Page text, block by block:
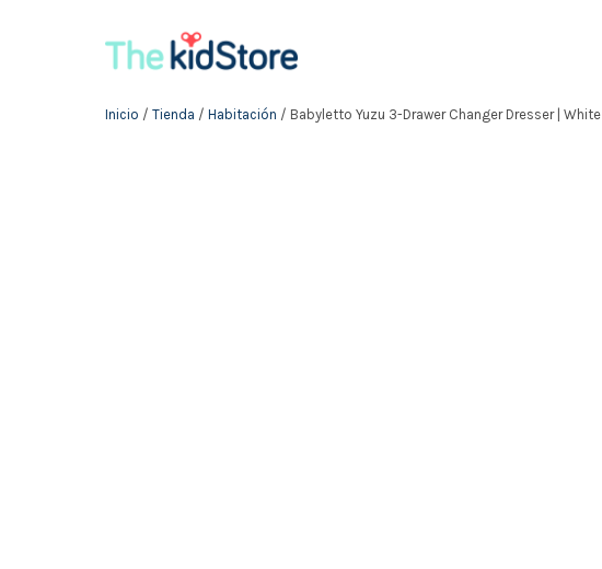
Inicio / Tienda / Habitación / Babyletto Yuzu 3-Drawer Changer Dresser | White